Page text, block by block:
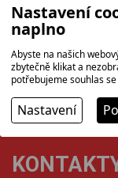
tradice,
rodinná
Nastavení
naplno
Abyste na našich
zbytečně klikat a
potřebujeme souhlas
Nastavení